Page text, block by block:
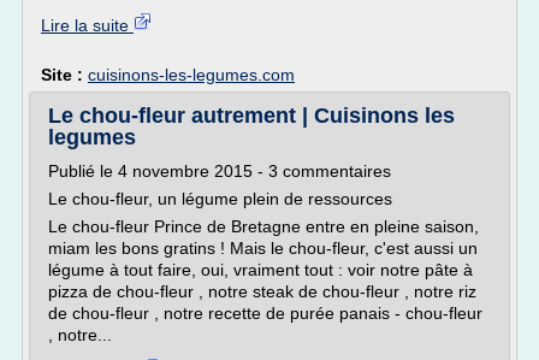
Lire la suite
Site : cuisinons-les-legumes.com
Le chou-fleur autrement | Cuisinons les
legumes
Publié le 4 novembre 2015 - 3 commentaires
Le chou-fleur, un légume plein de ressources
Le chou-fleur Prince de Bretagne entre en pleine saison,
miam les bons gratins ! Mais le chou-fleur, c'est aussi un
légume à tout faire, oui, vraiment tout : voir notre pâte à
pizza de chou-fleur , notre steak de chou-fleur , notre riz
de chou-fleur , notre recette de purée panais - chou-fleur
, notre...